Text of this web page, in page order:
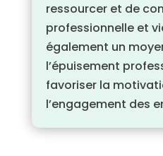
ressourcer et de
professionnelle et
également un
l’épuisement
favoriser la
l’engagement des